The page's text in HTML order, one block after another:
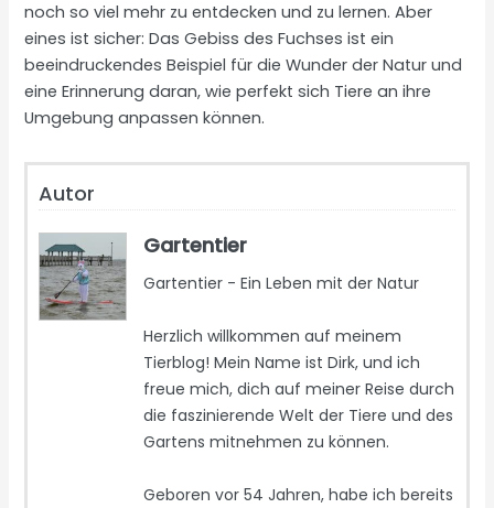
noch so viel mehr zu entdecken und zu lernen. Aber
eines ist sicher: Das Gebiss des Fuchses ist ein
beeindruckendes Beispiel für die Wunder der Natur und
eine Erinnerung daran, wie perfekt sich Tiere an ihre
Umgebung anpassen können.
Autor
Gartentier
Gartentier - Ein Leben mit der Natur
Herzlich willkommen auf meinem
Tierblog! Mein Name ist Dirk, und ich
freue mich, dich auf meiner Reise durch
die faszinierende Welt der Tiere und des
Gartens mitnehmen zu können.
Geboren vor 54 Jahren, habe ich bereits